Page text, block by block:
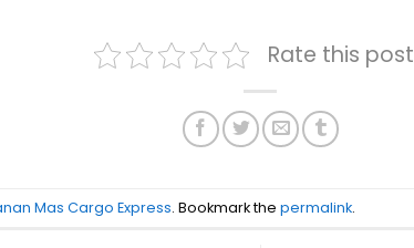
Rate this post
Mas Cargo Express. Bookmark the permalink.